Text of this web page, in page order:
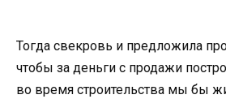
Тогда свекровь и предложила
чтобы за деньги с продажи
во время строительства мы бы